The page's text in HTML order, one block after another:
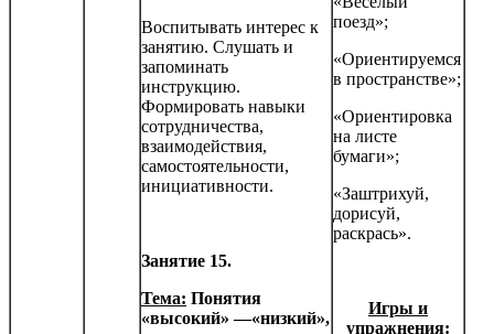
Воспитывать интерес к
занятию. Слушать и
запоминать
инструкцию.
Формировать навыки
сотрудничества,
взаимодействия,
самостоятельности,
инициатив­ности.
Занятие 15.
Тема: Понятия
«высокий» —«низкий»,
поезд»;
«Ориентируемся
в пространстве»;
«Ориентировка
на листе
бумаги»;
«Заштрихуй,
дорисуй,
раскрась».
Игры и
упражнения: